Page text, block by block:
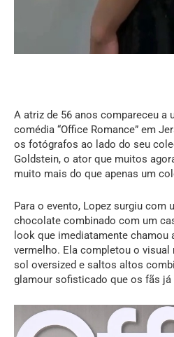
A atriz de 56 anos compareceu a
comédia “Office Romance” em
os fotógrafos ao lado do seu
Goldstein, o ator que muitos
muito mais do que apenas um
Para o evento, Lopez surgiu com
chocolate combinado com um
look que imediatamente chamou
vermelho. Ela completou o
sol oversized e saltos altos
glamour sofisticado que os fãs já